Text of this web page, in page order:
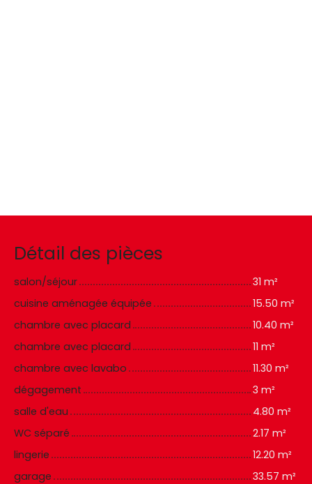
Détail des pièces
salon/séjour
31 m²
cuisine aménagée équipée
15.50 m²
chambre avec placard
10.40 m²
chambre avec placard
11 m²
chambre avec lavabo
11.30 m²
dégagement
3 m²
salle d'eau
4.80 m²
WC séparé
2.17 m²
lingerie
12.20 m²
garage
33.57 m²